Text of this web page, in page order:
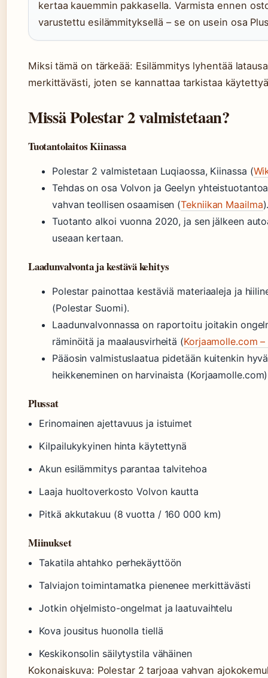
kertaa kauemmin pakkasella. Varmista ennen
varustettu esilämmityksellä – se on usein osa
Miksi tämä on tärkeää: Esilämmitys lyhentää
merkittävästi, joten se kannattaa tarkistaa
Missä Polestar 2 valmistetaan?
Tuotantolaitos Kiinassa
Polestar 2 valmistetaan Luqiaossa, Kiinassa (
Tehdas on osa Volvon ja Geelyn
vahvan teollisen osaamisen (Tekniikan Maailma
Tuotanto alkoi vuonna 2020, ja sen jälkeen
useaan kertaan.
Laadunvalvonta ja kestävä kehitys
Polestar painottaa kestäviä materiaaleja ja
(Polestar Suomi).
Laadunvalvonnassa on raportoitu joitakin
räminöitä ja maalausvirheitä (Korjaamolle.com
Pääosin valmistuslaatua pidetään kuitenkin
heikkeneminen on harvinaista
Plussat
Erinomainen ajettavuus ja istuimet
Kilpailukykyinen hinta käytettynä
Akun esilämmitys parantaa talvitehoa
Laaja huoltoverkosto Volvon kautta
Pitkä akkutakuu (8 vuotta / 160 000 km)
Miinukset
Takatila ahtahko perhekäyttöön
Talviajon toimintamatka pienenee merkittävästi
Jotkin ohjelmisto-ongelmat ja laatuvaihtelu
Kova jousitus huonolla tiellä
Keskikonsolin säilytystila vähäinen
Kokonaiskuva: Polestar 2 tarjoaa vahvan